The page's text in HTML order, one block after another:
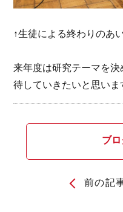
↑生徒による終わりのあ
来年度は研究テーマを
待していきたいと思いま
ブ
前の記